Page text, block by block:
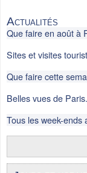
Actualités
Que faire en août à
Sites et visites
Que faire cette
Belles vues de
Tous les week-ends